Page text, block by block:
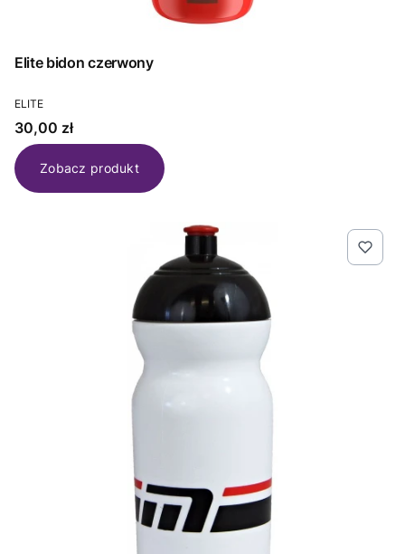
Elite bidon czerwony
PRODUCENT
ELITE
Cena
30,00 zł
Zobacz produkt